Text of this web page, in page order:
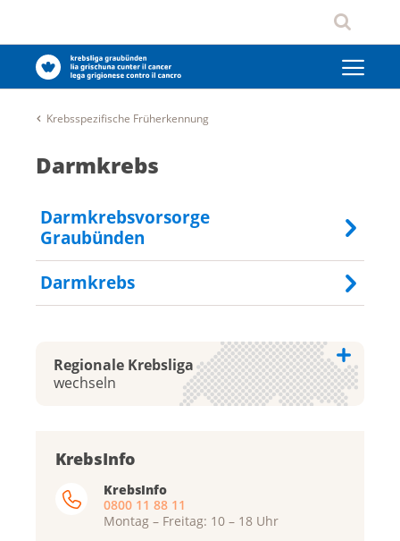
Krebsspezifische Früherkennung
Darmkrebs
Darmkrebsvorsorge
Graubünden
Darmkrebs
Regionale Krebsliga
wechseln
Krebsliga Aargau
Krebsliga Bern
KrebsInfo
KrebsInfo
0800 11 88 11
Montag – Freitag: 10 – 18 Uhr